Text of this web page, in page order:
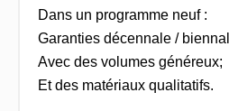
Dans un programme neuf :
Garanties décennale /
Avec des volumes généreux;
Et des matériaux qualitatifs.